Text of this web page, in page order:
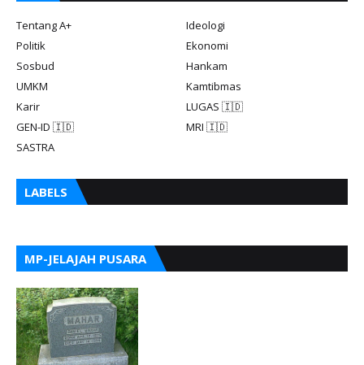
Tentang A+
Ideologi
Politik
Ekonomi
Sosbud
Hankam
UMKM
Kamtibmas
Karir
LUGAS 🇮🇩
GEN-ID 🇮🇩
MRI 🇮🇩
SASTRA
LABELS
MP-JELAJAH PUSARA